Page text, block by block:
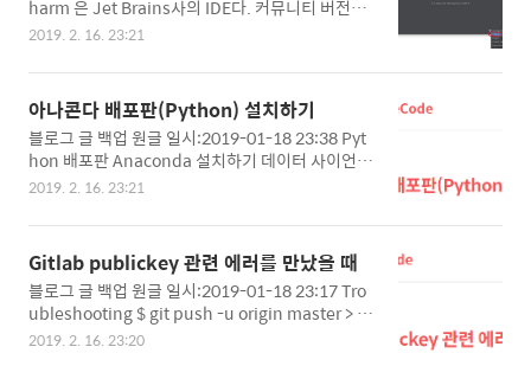
harm 은 Jet Brains사의 IDE다. 커뮤니티 버전은
무료다. => 회사에서 사용하여도 무방하다. 회사에
g.jetbrains.com/pycharm/2017/09/pycharm
-community-edition-and-professional-editi
on-explained-licenses-and-more/ Pycharm
Offical 다운받으러가기 https://www.jetbrains.
com/pycharm/download/ 학교 메일을 가진 학
생이라면 여기를 참조하자 https://www.jetbrain
ure ->..
2019. 2. 16. 23:21
아나콘다 배포판(Python) 설치하기
블로그 글 백업 원글 일시:2019-01-18 23:38 Pyt
hon 배포판 Anaconda 설치하기 데이터 사이언스
플랫폼에서 가장 유명한 Python 배포판(2019년)
ps://www.anaconda.com/download/ 자신이
원하는 버전을 선택한다. 다음 다음 추천 -> Just M
e 앞선 Step의 Just Me로 지정하고 다음을 눌렀다
면 C:\Users\\Anaconda3 로 되어 있을것이다. 아
니라면 밑으로 가도록 Path를 지정해주자. 자신의
PC에 Python을 처음 설치한다면(다른 파이선 버
2019. 2. 16. 23:21
Gitlab publickey 관련 에러를 만났을 때
블로그 글 백업 원글 일시:2019-01-18 23:17 Tro
ubleshooting $ git push -u origin master > P
ermission denied (publickey). > fatal: Could
2019. 2. 16. 23:20